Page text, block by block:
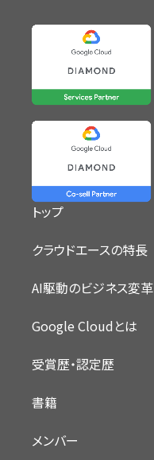
トップ
クラウドエースの特長
AI駆動のビジネス変革
Google Cloudとは
受賞歴・認定歴
書籍
メンバー